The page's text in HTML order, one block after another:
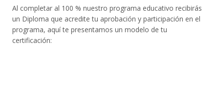
Al completar al 100 % nuestro programa educativo recibirás
un Diploma que acredite tu aprobación y participación en el
programa, aquí te presentamos un modelo de tu
certificación: